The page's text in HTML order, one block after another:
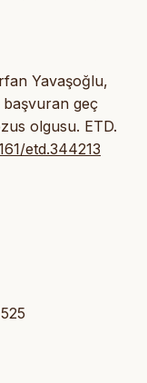
Yavaşoğlu,
geç
olgusu. ETD.
etd.344213
525